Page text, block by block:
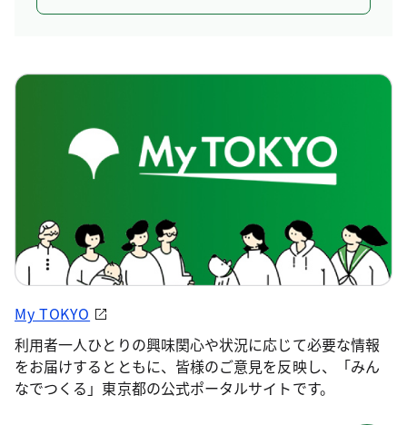
My TOKYO
利用者一人ひとりの興味関心や状況に応じて必要な情報
をお届けするとともに、皆様のご意見を反映し、「みん
なでつくる」東京都の公式ポータルサイトです。